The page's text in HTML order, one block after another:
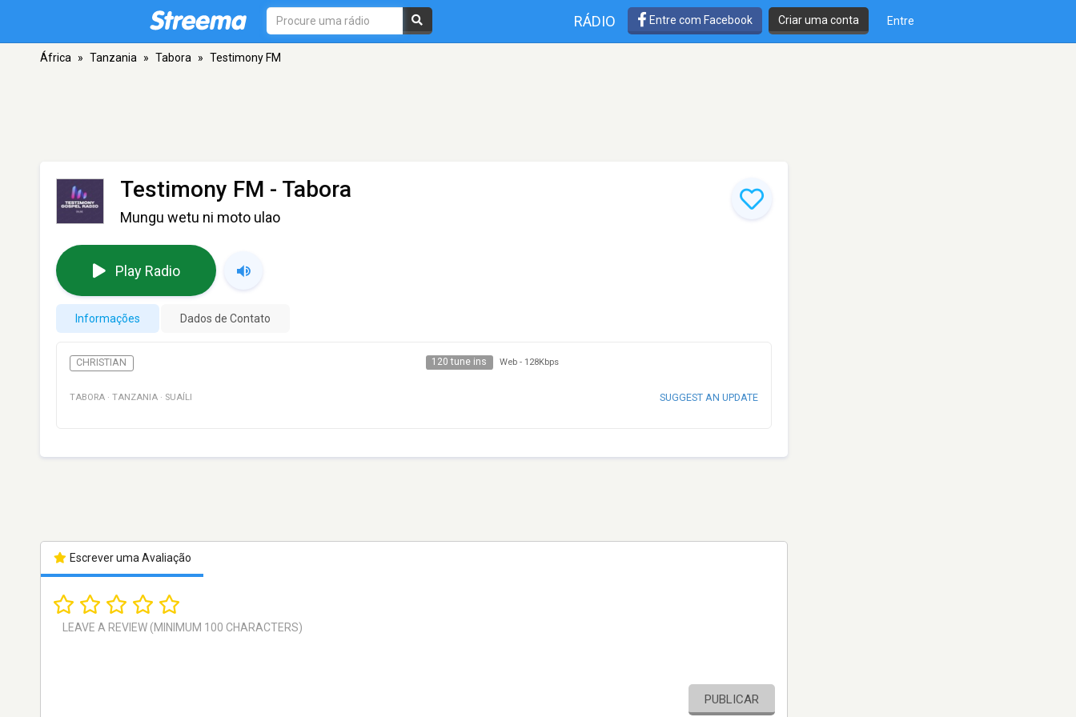
RÁDIO Entre com Facebook Criar uma conta Entre
África » Tanzania » Tabora » Testimony FM
Testimony FM - Tabora
Mungu wetu ni moto ulao
Play Radio
Informações Dados de Contato
CHRISTIAN 120 tune ins Web - 128Kbps
TABORA · TANZANIA · SUAÍLI SUGGEST AN UPDATE
Escrever uma Avaliação
PUBLICAR